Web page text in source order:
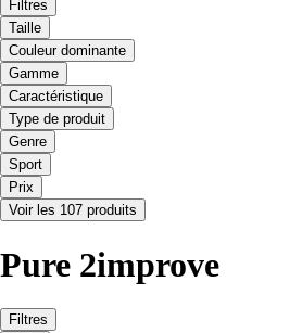
Filtres
Taille
Couleur dominante
Gamme
Caractéristique
Type de produit
Genre
Sport
Prix
Voir les 107 produits
Pure 2improve
Filtres